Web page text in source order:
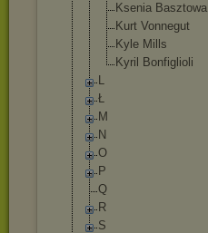
Ksenia Basztowa
Kurt Vonnegut
Kyle Mills
Kyril Bonfiglioli
L
Ł
M
N
O
P
Q
R
S